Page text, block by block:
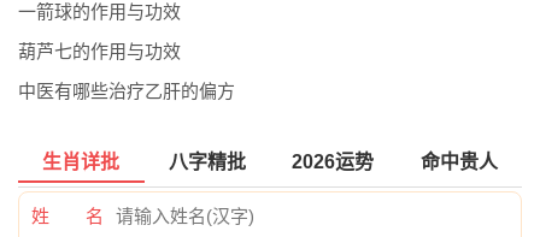
一箭球的作用与功效
葫芦七的作用与功效
中医有哪些治疗乙肝的偏方
生肖详批 八字精批 2026运势 命中贵人
姓 名